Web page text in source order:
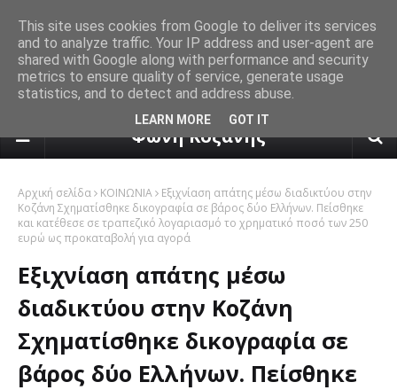
πρόγνωση καιρού από το
Φωνή Κοζάνης
Αρχική σελίδα ΚΟΙΝΩΝΙΑ
Εξιχνίαση απάτης μέσω διαδικτύου στην
Κοζάνη Σχηματίσθηκε δικογραφία σε βάρος δύο Ελλήνων. Πείσθηκε
και κατέθεσε σε τραπεζικό λογαριασμό το χρηματικό ποσό των 250
ευρώ ως προκαταβολή για αγορά
Εξιχνίαση απάτης μέσω
διαδικτύου στην Κοζάνη
Σχηματίσθηκε δικογραφία σε
βάρος δύο Ελλήνων. Πείσθηκε
This site uses cookies from Google to deliver its services
and to analyze traffic. Your IP address and user-agent are
shared with Google along with performance and security
metrics to ensure quality of service, generate usage
statistics, and to detect and address abuse.
LEARN MORE GOT IT